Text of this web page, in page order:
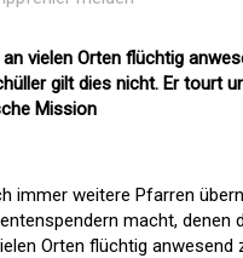
vielen Orten flüchtig
gilt dies nicht. Er tourt
Mission
immer weitere Pfarren
macht, denen
Orten flüchtig anwesend